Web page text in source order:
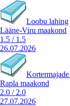
Loobu lahing
Lääne-Viru maakond
1.5 / 1.5
26.07.2026
Rapla maakond
2.0 / 2.0
27.07.2026